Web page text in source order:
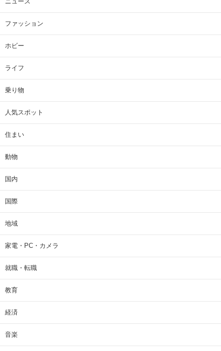
ファッション
ホビー
ライフ
乗り物
人気スポット
住まい
動物
国内
国際
地域
家電・PC・カメラ
就職・転職
教育
経済
音楽